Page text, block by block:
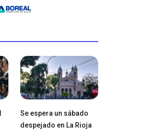
Se espera un sábado
despejado en La Rioja